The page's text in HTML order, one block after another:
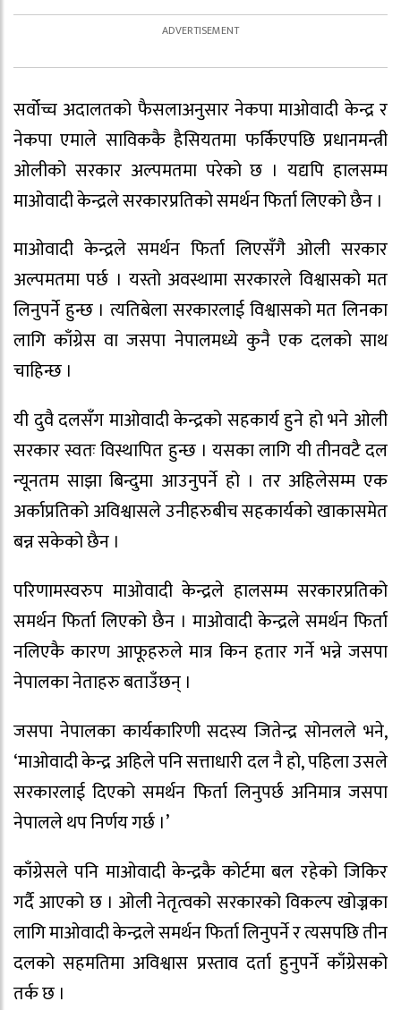
सर्वोच्च अदालतको फैसलाअनुसार नेकपा माओवादी केन्द्र र
नेकपा एमाले साविककै हैसियतमा फर्किएपछि प्रधानमन्त्री
ओलीको सरकार अल्पमतमा परेको छ । यद्यपि हालसम्म
माओवादी केन्द्रले सरकारप्रतिको समर्थन फिर्ता लिएको छैन ।
माओवादी केन्द्रले समर्थन फिर्ता लिएसँगै ओली सरकार
अल्पमतमा पर्छ । यस्तो अवस्थामा सरकारले विश्वासको मत
लिनुपर्ने हुन्छ । त्यतिबेला सरकारलाई विश्वासको मत लिनका
लागि काँग्रेस वा जसपा नेपालमध्ये कुनै एक दलको साथ
चाहिन्छ ।
यी दुवै दलसँग माओवादी केन्द्रको सहकार्य हुने हो भने ओली
सरकार स्वतः विस्थापित हुन्छ । यसका लागि यी तीनवटै दल
न्यूनतम साझा बिन्दुमा आउनुपर्ने हो । तर अहिलेसम्म एक
अर्काप्रतिको अविश्वासले उनीहरुबीच सहकार्यको खाकासमेत
बन्न सकेको छैन ।
परिणामस्वरुप माओवादी केन्द्रले हालसम्म सरकारप्रतिको
समर्थन फिर्ता लिएको छैन । माओवादी केन्द्रले समर्थन फिर्ता
नलिएकै कारण आफूहरुले मात्र किन हतार गर्ने भन्ने जसपा
नेपालका नेताहरु बताउँछन् ।
जसपा नेपालका कार्यकारिणी सदस्य जितेन्द्र सोनलले भने,
‘माओवादी केन्द्र अहिले पनि सत्ताधारी दल नै हो, पहिला उसले
सरकारलाई दिएको समर्थन फिर्ता लिनुपर्छ अनिमात्र जसपा
नेपालले थप निर्णय गर्छ ।’
काँग्रेसले पनि माओवादी केन्द्रकै कोर्टमा बल रहेको जिकिर
गर्दै आएको छ । ओली नेतृत्वको सरकारको विकल्प खोज्नका
लागि माओवादी केन्द्रले समर्थन फिर्ता लिनुपर्ने र त्यसपछि तीन
दलको सहमतिमा अविश्वास प्रस्ताव दर्ता हुनुपर्ने काँग्रेसको
तर्क छ ।